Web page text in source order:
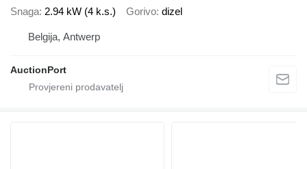
Snaga 2.94 kW (4 k.s.) Gorivo dizel
Belgija, Antwerp
AuctionPort